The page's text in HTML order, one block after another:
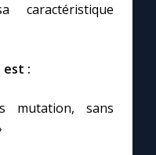
caractéristique
est :
mutation, sans